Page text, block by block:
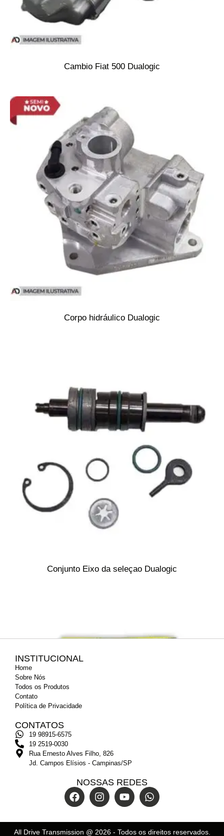
Cambio Fiat 500 Dualogic
Corpo hidráulico Dualogic
Conjunto Eixo da seleçao Dualogic
Reservatório Dualogic
INSTITUCIONAL
Home
Sobre Nós
Todos os Produtos
Contato
Política de Privacidade
CONTATOS
19 98915-6575
19 2519-0030
Rua Ernesto Alves Filho, 826
Jd. Campos Elísios - Campinas/SP
NOSSAS REDES
All Drive Transmission @ 2026- Todos os direitos reservados.